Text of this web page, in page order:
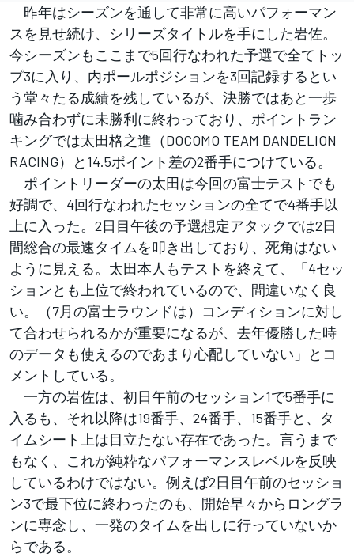
昨年はシーズンを通して非常に高いパフォーマン
スを見せ続け、シリーズタイトルを手にした岩佐。
今シーズンもここまで5回行なわれた予選で全てトッ
プ3に入り、内ポールポジションを3回記録するとい
う堂々たる成績を残しているが、決勝ではあと一歩
噛み合わずに未勝利に終わっており、ポイントラン
キングでは太田格之進（DOCOMO TEAM DANDELION
RACING）と14.5ポイント差の2番手につけている。
ポイントリーダーの太田は今回の富士テストでも
好調で、4回行なわれたセッションの全てで4番手以
上に入った。2日目午後の予選想定アタックでは2日
間総合の最速タイムを叩き出しており、死角はない
ように見える。太田本人もテストを終えて、「4セッ
ションとも上位で終われているので、間違いなく良
い。（7月の富士ラウンドは）コンディションに対し
て合わせられるかが重要になるが、去年優勝した時
のデータも使えるのであまり心配していない」とコ
メントしている。
一方の岩佐は、初日午前のセッション1で5番手に
入るも、それ以降は19番手、24番手、15番手と、タ
イムシート上は目立たない存在であった。言うまで
もなく、これが純粋なパフォーマンスレベルを反映
しているわけではない。例えば2日目午前のセッショ
ン3で最下位に終わったのも、開始早々からロングラ
ンに専念し、一発のタイムを出しに行っていないか
らである。